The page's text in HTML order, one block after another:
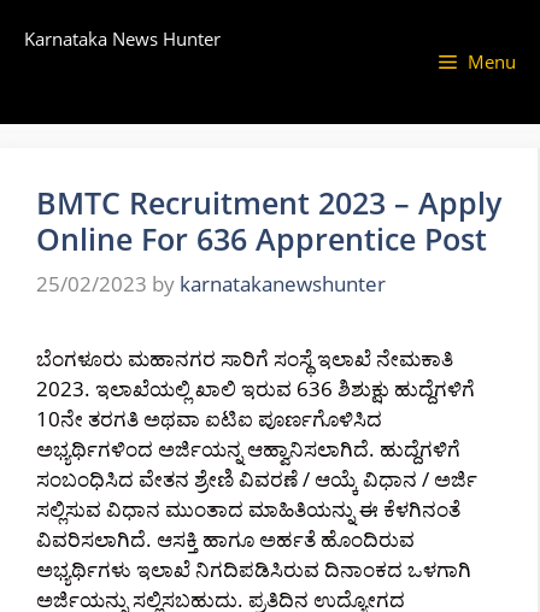
Karnataka News Hunter
Menu
BMTC Recruitment 2023 – Apply
Online For 636 Apprentice Post
25/02/2023 by karnatakanewshunter
ಬೆಂಗಳೂರು ಮಹಾನಗರ ಸಾರಿಗೆ ಸಂಸ್ಥೆ ಇಲಾಖೆ ನೇಮಕಾತಿ
2023. ಇಲಾಖೆಯಲ್ಲಿ ಖಾಲಿ ಇರುವ 636 ಶಿಶುಕ್ಷು ಹುದ್ದೆಗಳಿಗೆ
10ನೇ ತರಗತಿ ಅಥವಾ ಐಟಿಐ ಪೂರ್ಣಗೊಳಿಸಿದ
ಅಭ್ಯರ್ಥಿಗಳಿಂದ ಅರ್ಜಿಯನ್ನ ಆಹ್ವಾನಿಸಲಾಗಿದೆ. ಹುದ್ದೆಗಳಿಗೆ
ಸಂಬಂಧಿಸಿದ ವೇತನ ಶ್ರೇಣಿ ವಿವರಣೆ / ಆಯ್ಕೆ ವಿಧಾನ / ಅರ್ಜಿ
ಸಲ್ಲಿಸುವ ವಿಧಾನ ಮುಂತಾದ ಮಾಹಿತಿಯನ್ನು ಈ ಕೆಳಗಿನಂತೆ
ವಿವರಿಸಲಾಗಿದೆ. ಆಸಕ್ತಿ ಹಾಗೂ ಅರ್ಹತೆ ಹೊಂದಿರುವ
ಅಭ್ಯರ್ಥಿಗಳು ಇಲಾಖೆ ನಿಗದಿಪಡಿಸಿರುವ ದಿನಾಂಕದ ಒಳಗಾಗಿ
ಅರ್ಜಿಯನ್ನು ಸಲ್ಲಿಸಬಹುದು. ಪ್ರತಿದಿನ ಉದ್ಯೋಗದ